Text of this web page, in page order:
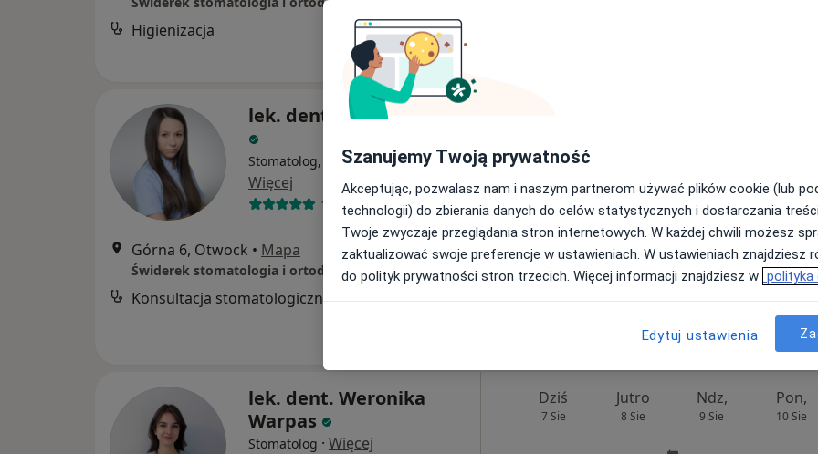
Higienizacja od 270 zł
lek. dent. Anita Pawluk
Stomatolog, Stomatolog dziecięcy·
Więcej
14 opinii
Górna 6, Otwock • Mapa
Świderek stomatologia i ortodoncja dzieci i młodzieży Otwock
Konsultacja stomatologiczna
Umawianie online nie jest dostępne
Poproś o wizytę
lek. dent. Weronika
Warpas
Stomatolog · Więcej
Dziś
7 Sie
Jutro
8 Sie
Ndz,
9 Sie
Pon,
10 Sie
Szanujemy Twoją prywatność
Akceptując, pozwalasz nam i naszym partnerom używać plików cookie (lub
technologii) do zbierania danych do celów statystycznych i dostarczania
Twoje zwyczaje przeglądania stron internetowych. W każdej chwili możesz
zaktualizować swoje preferencje w ustawieniach. W ustawieniach znajdziesz
do polityk prywatności stron trzecich. Więcej informacji znajdziesz w polityka
Edytuj ustawienia